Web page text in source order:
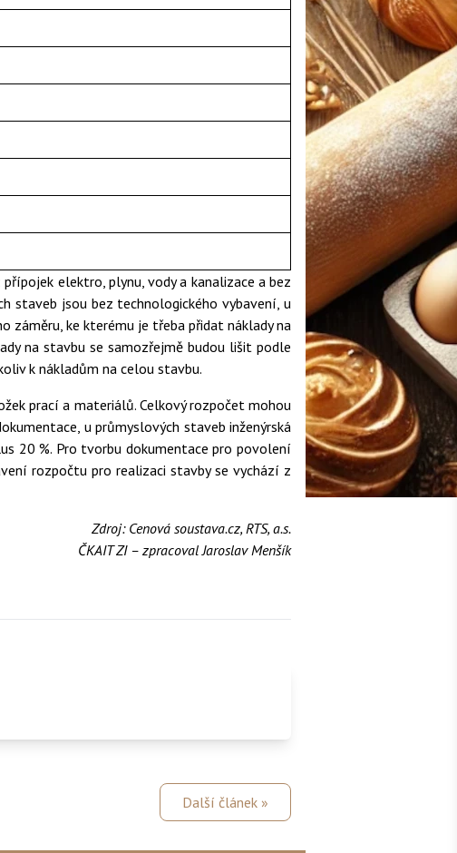
elektro, plynu, vody a kanalizace a bez
staveb jsou bez technologického vybavení, u
záměru, ke kterému je třeba přidat náklady na
na stavbu se samozřejmě budou lišit podle
k nákladům na celou stavbu.
prací a materiálů. Celkový rozpočet mohou
u průmyslových staveb inženýrská
20 %. Pro tvorbu dokumentace pro povolení
rozpočtu pro realizaci stavby se vychází z
Zdroj: Cenová soustava.cz, RTS, a.s.
ČKAIT ZI – zpracoval Jaroslav Menšík
Další článek »